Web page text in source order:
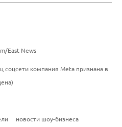
East News
соцсети компания Meta признана в
новости шоу-бизнеса